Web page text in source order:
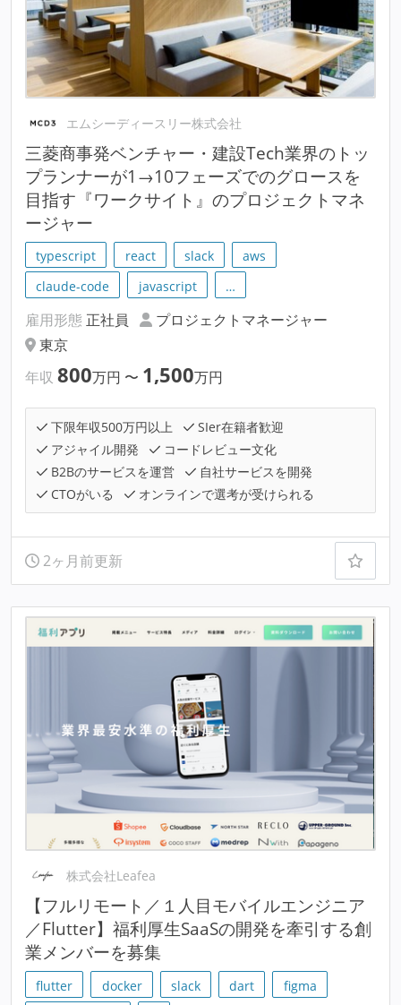
エムシーディースリー株式会社
三菱商事発ベンチャー・建設Tech業界のトッ
プランナーが1→10フェーズでのグロースを
目指す『ワークサイト』のプロジェクトマネ
ージャー
typescript react slack
aws
claude-code
javascript …
雇用形態 正社員
プロジェクトマネージャー
東京
年収 800万円 〜 1,500万円
下限年収500万円以上
SIer在籍者歓迎
アジャイル開発
コードレビュー文化
B2Bのサービスを運営
自社サービスを開発
CTOがいる
オンラインで選考が受けられる
2ヶ月前更新
株式会社Leafea
【フルリモート／１人目モバイルエンジニア
／Flutter】福利厚生SaaSの開発を牽引する創
業メンバーを募集
flutter docker slack dart figma